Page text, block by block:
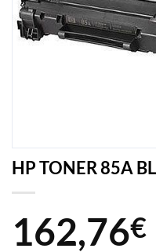
HP TONER 85A
162,76€